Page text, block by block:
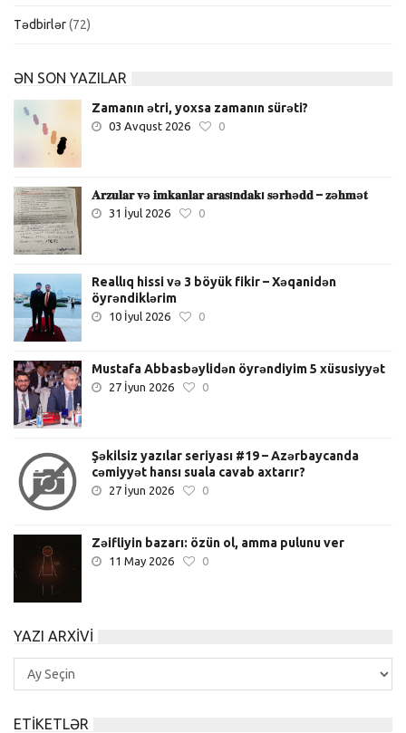
Tədbirlər(72)
ƏN SON YAZILAR
Zamanın ətri, yoxsa zamanın sürəti?
03 Avqust 2026 0
𝐀𝐫𝐳𝐮𝐥𝐚𝐫 𝐯ə 𝐢𝐦𝐤𝐚𝐧𝐥𝐚𝐫 𝐚𝐫𝐚𝐬ı𝐧𝐝𝐚𝐤ı 𝐬ə𝐫𝐡ə𝐝𝐝 – 𝐳ə𝐡𝐦ə𝐭
31 İyul 2026 0
Reallıq hissi və 3 böyük fikir – Xəqanidən
öyrəndiklərim
10 İyul 2026 0
Mustafa Abbasbəylidən öyrəndiyim 5 xüsusiyyət
27 İyun 2026 0
Şəkilsiz yazılar seriyası #19 – Azərbaycanda
cəmiyyət hansı suala cavab axtarır?
27 İyun 2026 0
Zəifliyin bazarı: özün ol, amma pulunu ver
11 May 2026 0
YAZI ARXIVI
Yazı
Arxivi
ETIKETLƏR